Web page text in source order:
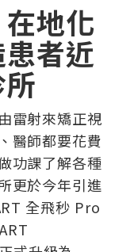
在地化
者近
雷射來矯正視
醫師都要花費
功課了解各種
更於今年引進
全飛秒 Pro